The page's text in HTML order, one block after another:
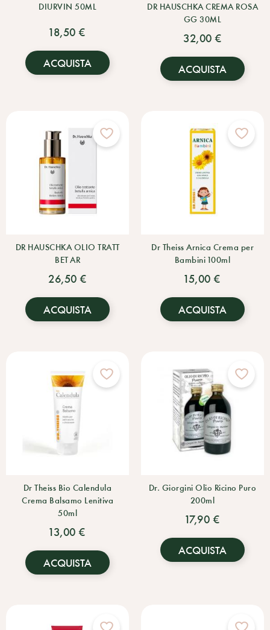
DIURVIN 50ML
18,50 €
ACQUISTA
DR HAUSCHKA CREMA ROSA
GG 30ML
32,00 €
ACQUISTA
DR HAUSCHKA OLIO TRATT
BET AR
26,50 €
ACQUISTA
Dr Theiss Arnica Crema per
Bambini 100ml
15,00 €
ACQUISTA
Dr Theiss Bio Calendula
Crema Balsamo Lenitiva
50ml
13,00 €
ACQUISTA
Dr. Giorgini Olio Ricino Puro
200ml
17,90 €
ACQUISTA